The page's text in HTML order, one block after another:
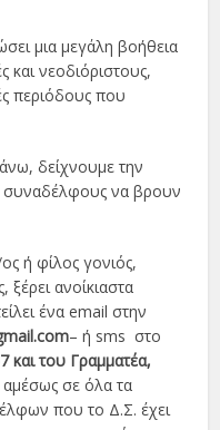
μια μεγάλη βοήθεια
νεοδιόριστους,
περιόδους που
δείχνουμε την
συναδέλφους να βρουν
ή φίλος γονιός,
ανοίκιαστα
ένα email στην
.com– ή sms στο
του Γραμματέα,
σε όλα τα
που το Δ.Σ. έχει